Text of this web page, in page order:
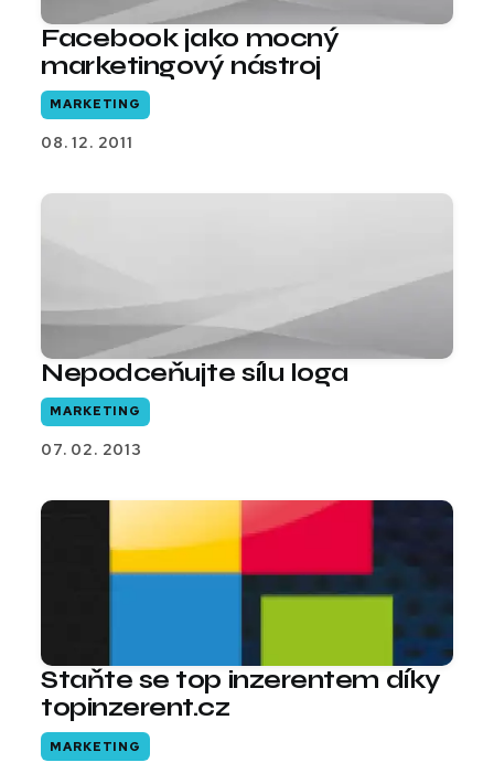
Facebook jako mocný
marketingový nástroj
MARKETING
08. 12. 2011
Nepodceňujte sílu loga
MARKETING
07. 02. 2013
Staňte se top inzerentem díky
topinzerent.cz
MARKETING